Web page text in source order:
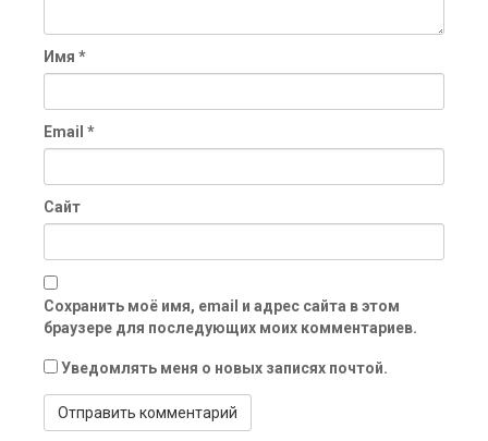
Имя *
Email *
Сайт
Сохранить моё имя, email и адрес сайта в этом
браузере для последующих моих комментариев.
Уведомлять меня о новых записях почтой.